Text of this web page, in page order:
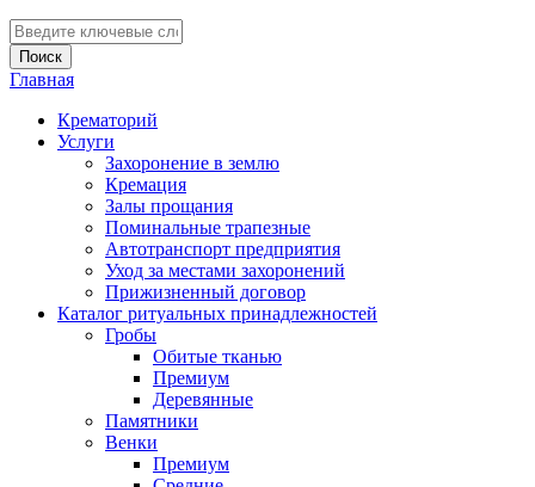
Введите ключевые слова для поиска
Вы здесь
Главная
Крематорий
Услуги
Захоронение в землю
Кремация
Залы прощания
Поминальные трапезные
Автотранспорт предприятия
Уход за местами захоронений
Прижизненный договор
Каталог ритуальных принадлежностей
Гробы
Обитые тканью
Премиум
Деревянные
Памятники
Венки
Премиум